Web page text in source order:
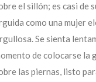
el sillón; es casi de
como una mujer
Se sienta
de colocarse la
las piernas, listo